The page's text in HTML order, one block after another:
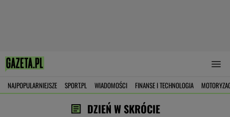
NAJPOPULARNIEJSZE SPORT.PL WIADOMOŚCI FINANSE I TECHNOLOGIA
DZIEŃ W SKRÓCIE